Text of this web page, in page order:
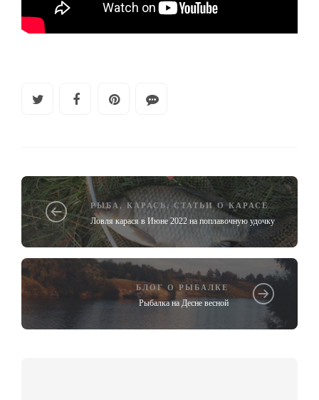
РЫБА ,КАРАСЬ,СТАТЬИ О КАРАСЕ
Ловля карася в Июне 2022 на поплавочную удочку
БЛОГ О РЫБАЛКЕ
Рыбалка на Десне весной